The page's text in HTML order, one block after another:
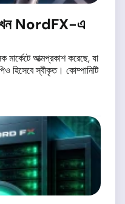
NordFX-এ
আত্মপ্রকাশ করেছে, যা
হিসেবে স্বীকৃত। কোম্পানিটি